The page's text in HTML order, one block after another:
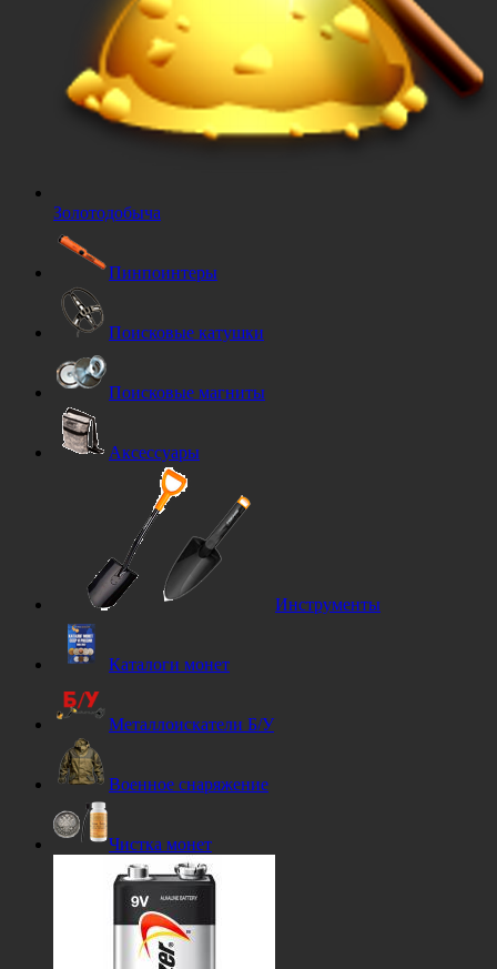
Золотодобыча
Пинпоинтеры
Поисковые катушки
Поисковые магниты
Аксессуары
Инструменты
Каталоги монет
Металлоискатели Б/У
Военное снаряжение
Чистка монет